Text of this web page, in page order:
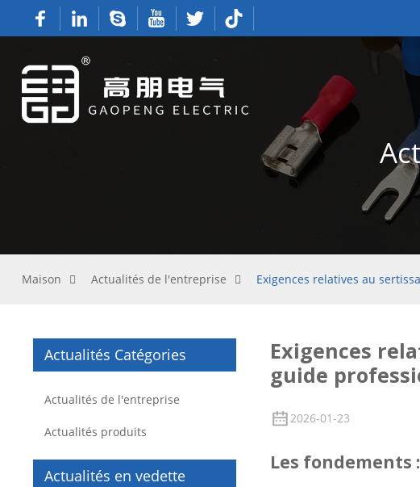
Maison Actualités de l'entreprise Exigences relatives au
Actualités Catégories
Actualités de l'entreprise
Actualités produits
Actualités en vedette
Exigences
guide
2026-01-23
Les fondements